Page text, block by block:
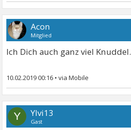
Acon
Mitglied
Ich Dich auch ganz viel Knuddel.
10.02.2019 00:16 •
Y Ylvi13
Gast